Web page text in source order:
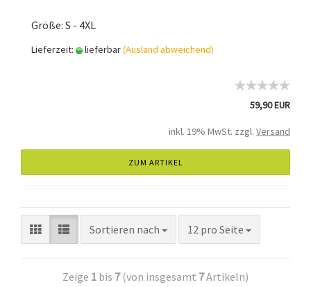
Größe: S - 4XL
Lieferzeit: lieferbar(Ausland abweichend)
59,90 EUR
inkl. 19% MwSt. zzgl. Versand
ZUM ARTIKEL
Sortieren nach 12 pro Seite
Zeige 1 bis 7(von insgesamt 7Artikeln)